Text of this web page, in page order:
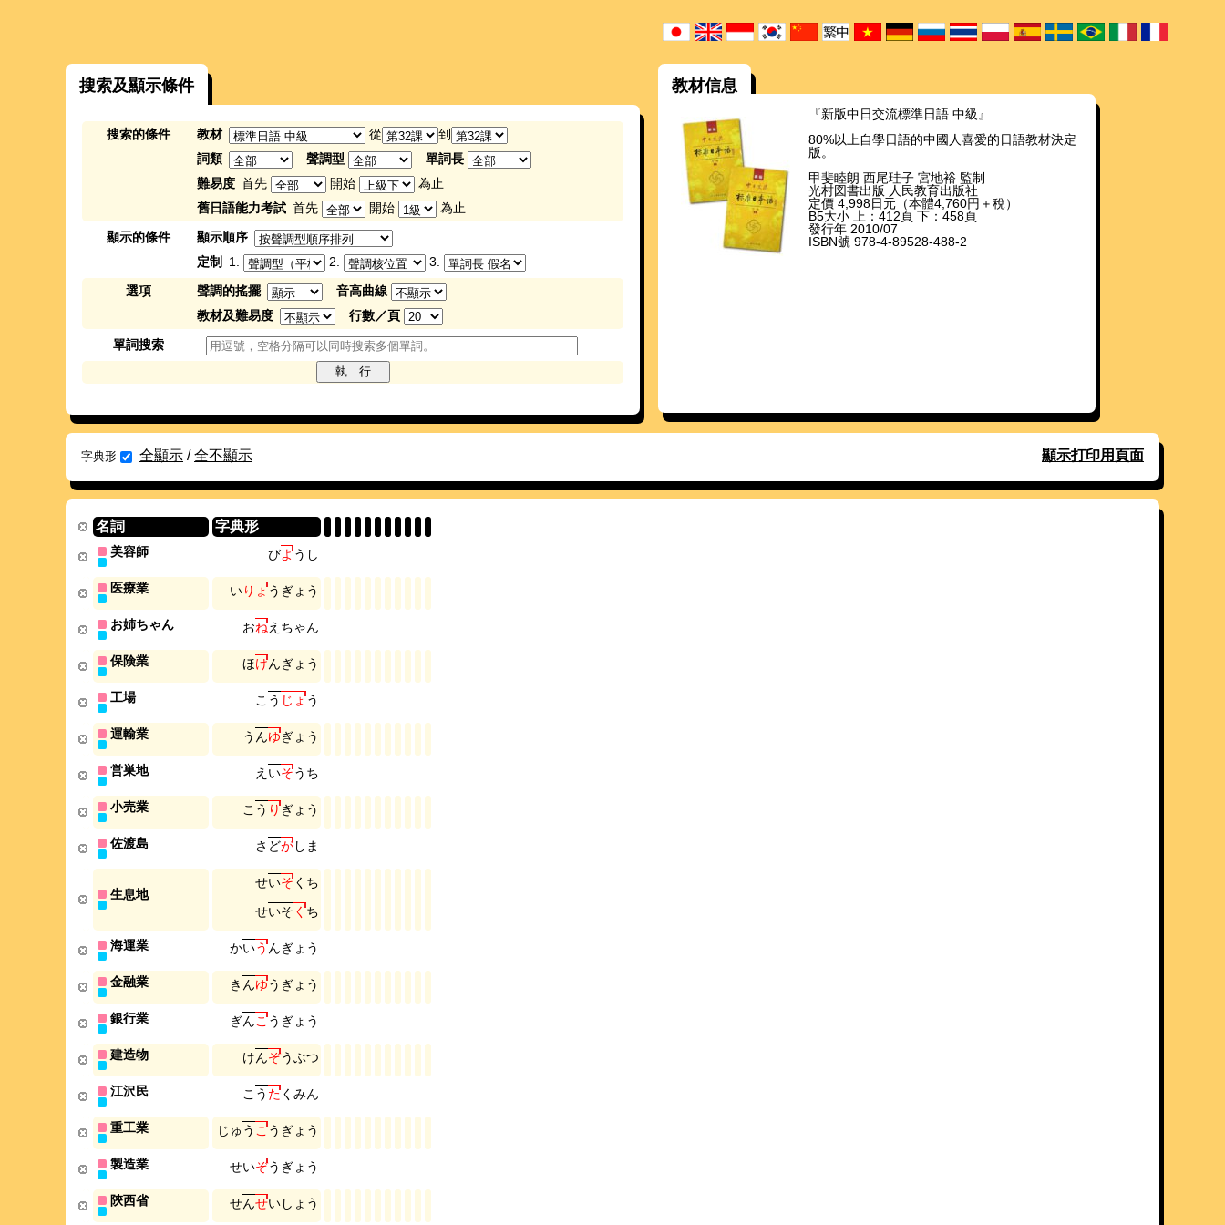
搜索及顯示條件
搜索的條件 教材 從
到
詞類
聲調型
單詞長
難易度 首先 開始
為止
舊日語能力考試 首先 開始
為止
顯示的條件
顯示順序
定制
1. 2.
3.
選項
聲調的搖擺
音高曲線
教材及難易度
行數／頁
單詞搜索
教材信息
『新版中日交流標準日語 中級』
80%以上自學日語的中國人喜愛的日語教材決定
版。
甲斐睦朗 西尾珪子 宮地裕 監制
光村図書出版 人民教育出版社
定價 4,998日元（本體4,760円＋稅）
B5大小 上：412頁 下：458頁
發行年 2010/07
ISBN號 978-4-89528-488-2
字典形 全顯示 /全不顯示 顯示打印用頁面
名詞 字典形
美容師 びよう し
医療業 いり ょう ぎ ょ う
お姉ちゃん おねえ ちゃん
保険業 ほけんぎ ょ う
工場 こ う じ ょう
運輸業 う んゆぎ ょ う
営巣地 え いそう ち
小売業 こ う りぎ ょ う
佐渡島 さ どがし ま
生息地
せいそく ち
せいそ くち
海運業 かいうんぎ ょ う
金融業 き んゆう ぎ ょ う
銀行業 ぎんこう ぎ ょ う
建造物 けんぞうぶつ
江沢民 こ う たく みん
重工業 じ ゅ う こう ぎ ょ う
製造業 せいぞう ぎ ょ う
陝西省 せんせいし ょ う